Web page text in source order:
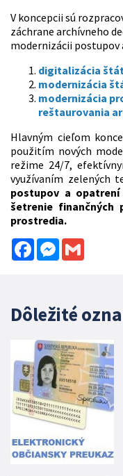
V koncepcii sú
záchrane archívneho
modernizácii postupov
digitalizácia
modernizácia
modernizácia
reštaurovania
Hlavným cieľom
použitím nových
režime 24/7,
využívaním zelených
postupov a opatrení
šetrenie finančných
prostredia.
FacebookMessenger
Dôležité